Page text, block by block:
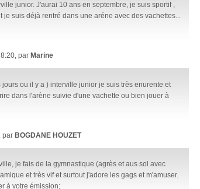
junior. J'aurai 10 ans en septembre, je suis sportif ,
je suis déjà rentré dans une aréne avec des vachettes...
par Marine
ou il y a ) interville junior je suis très enurente et
dans l'arène suivie d'une vachette ou bien jouer à
par BOGDANE HOUZET
je fais de la gymnastique (agrès et aus sol avec
et très vif et surtout j'adore les gags et m'amuser.
à votre émission;